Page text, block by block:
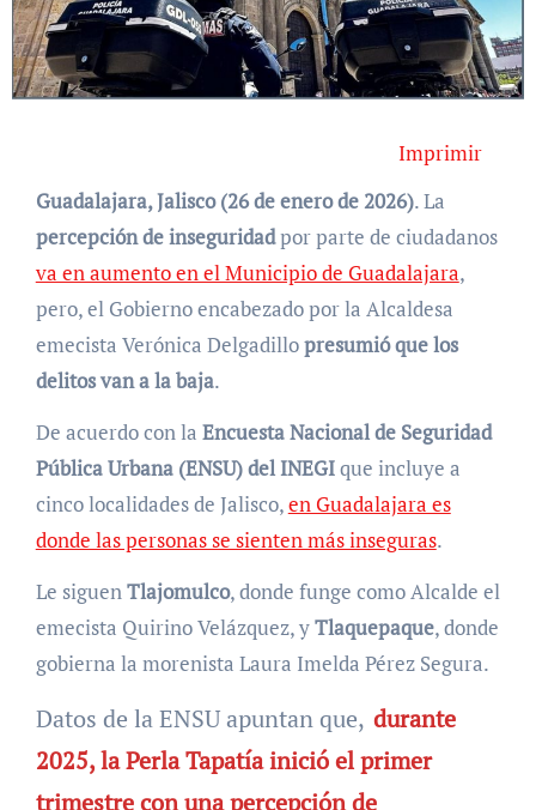
Imprimir
Guadalajara, Jalisco (26 de enero de 2026). La
percepción de inseguridadpor parte de ciudadanos
va en aumento en el Municipio de Guadalajara,
pero, el Gobierno encabezado por la Alcaldesa
emecista Verónica Delgadillopresumió que los
delitos van a la baja.
De acuerdo con la Encuesta Nacional de Seguridad
Pública Urbana (ENSU) del INEGIque incluye a
cinco localidades de Jalisco,en Guadalajara es
donde las personas se sienten más inseguras.
Le siguenTlajomulco, donde funge como Alcalde el
emecista Quirino Velázquez, yTlaquepaque, donde
gobierna la morenista Laura Imelda Pérez Segura.
Datos de la ENSU apuntan que, durante
2025, la Perla Tapatía inició el primer
trimestre con una percepción de